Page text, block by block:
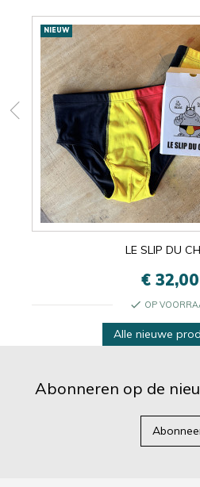
Nieuwe
producten
NIEUW
LE SLIP DU
€ 32,00
check OP
Alle nieuwe
Abonneren op de